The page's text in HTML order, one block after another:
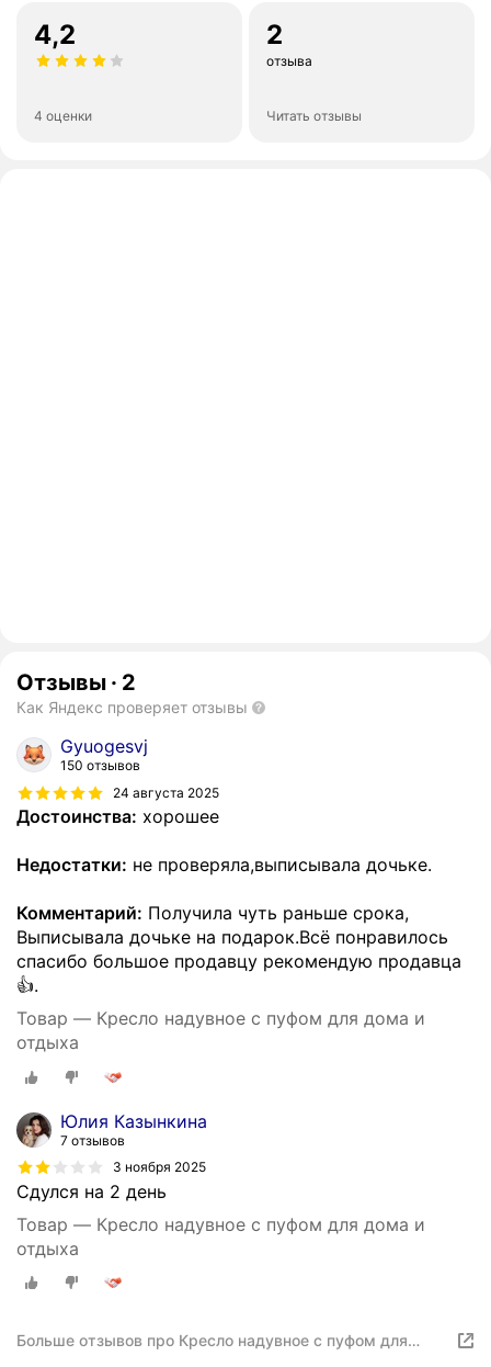
4,2
4 оценки
2
отзыва
Читать отзывы
Отзывы · 2
Как Яндекс проверяет отзывы
Gyuogesvj
150 отзывов
24 августа 2025
Достоинства: хорошее
Недостатки: не проверяла,выписывала дочьке.
Комментарий: Получила чуть раньше срока,
Выписывала дочьке на подарок.Всё понравилось
спасибо большое продавцу рекомендую продавца
👍.
Товар — Кресло надувное с пуфом для дома и
отдыха
Юлия Казынкина
7 отзывов
3 ноября 2025
Сдулся на 2 день
Товар — Кресло надувное с пуфом для дома и
отдыха
Больше отзывов про Кресло надувное с пуфом для